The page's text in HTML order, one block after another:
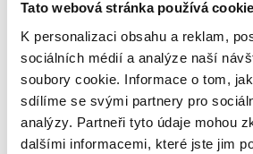
Tato webová stránka používá
K personalizaci obsahu a reklam,
sociálních médií a analýze naší
soubory cookie. Informace o tom,
sdílíme se svými partnery pro
analýzy. Partneři tyto údaje mohou
dalšími informacemi, které jste jim
Přihlaste se k odběru
newsletteru nebo
kanálu, kde pravidelně
shrnutí nejzajímavějších
Začněte nás odebírat, a
přehled o tom, jaké